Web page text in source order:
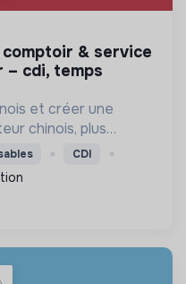
– cdi, temps
et créer une
chinois, plus
et responsable.
de
CDI